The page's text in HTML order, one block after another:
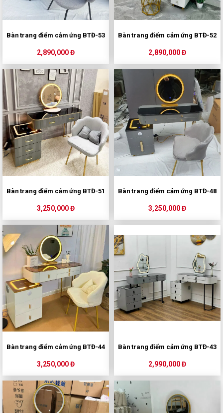
Bàn trang điểm cảm ứng BTĐ-53
2,890,000 Đ
Bàn trang điểm cảm ứng BTĐ-52
2,890,000 Đ
Bàn trang điểm cảm ứng BTĐ-51
3,250,000 Đ
Bàn trang điểm cảm ứng BTĐ-48
3,250,000 Đ
Bàn trang điểm cảm ứng BTĐ-44
3,250,000 Đ
Bàn trang điểm cảm ứng BTĐ-43
2,990,000 Đ